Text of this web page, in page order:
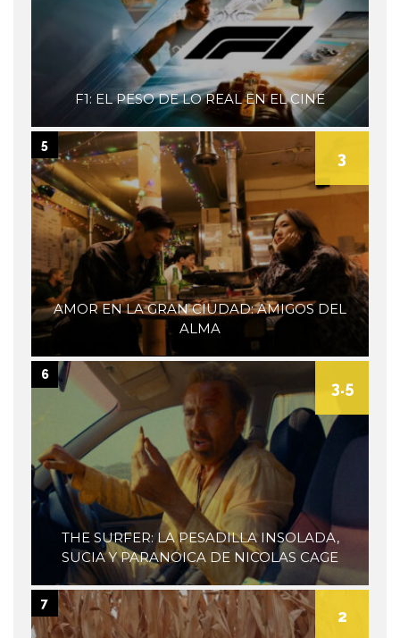
F1: EL PESO DE LO REAL EN EL CINE
AMOR EN LA GRAN CIUDAD: AMIGOS DEL
ALMA
3
5
THE SURFER: LA PESADILLA INSOLADA,
SUCIA Y PARANOICA DE NICOLAS CAGE
3.5
6
2
7